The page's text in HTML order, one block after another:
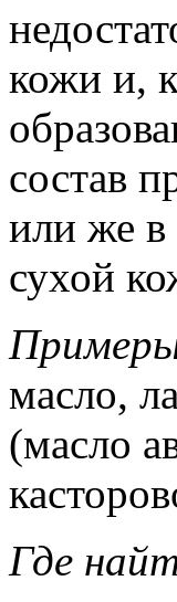
кожи и,
состав
или же в
сухой
масло,
(масло
Где